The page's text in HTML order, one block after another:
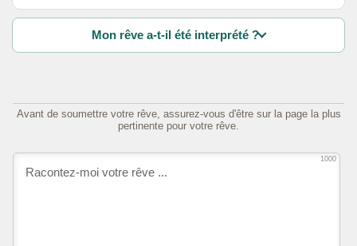
Mon rêve a-t-il été interprété ?
Avant de soumettre votre rêve, assurez-vous d'être sur la page la plus
pertinente pour votre rêve.
1000